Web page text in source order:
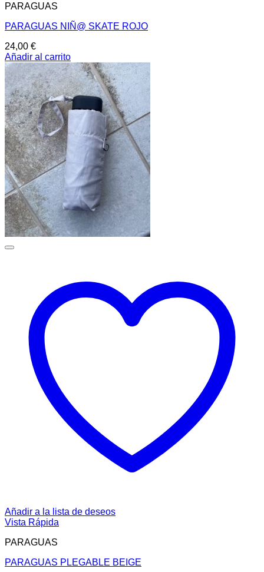
PARAGUAS
PARAGUAS NIÑ@ SKATE ROJO
24,00 €
Añadir al carrito
Añadir a la lista de deseos
Vista Rápida
PARAGUAS
PARAGUAS PLEGABLE BEIGE